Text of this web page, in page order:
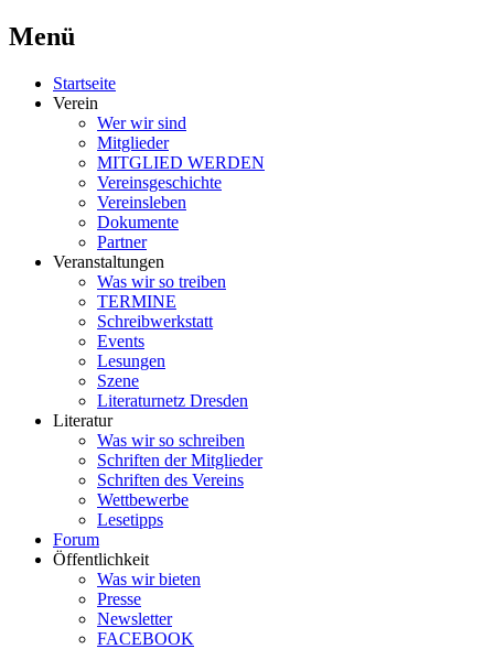
Menü
Zum
Inhalt
Startseite
Verein
Wer wir sind
Mitglieder
MITGLIED WERDEN
Vereinsgeschichte
Vereinsleben
Dokumente
Partner
Veranstaltungen
Was wir so treiben
TERMINE
Schreibwerkstatt
Events
Lesungen
Szene
Literaturnetz Dresden
Literatur
Was wir so schreiben
Schriften der Mitglieder
Schriften des Vereins
Wettbewerbe
Lesetipps
Forum
Öffentlichkeit
Was wir bieten
Presse
Newsletter
FACEBOOK